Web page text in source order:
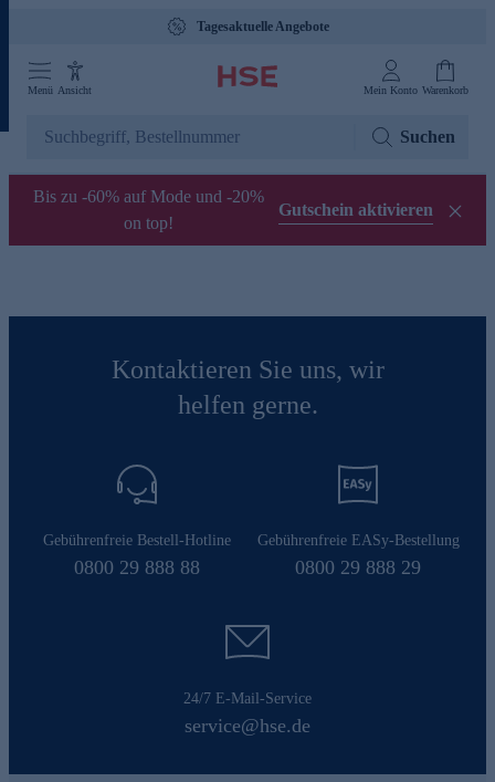
Tagesaktuelle Angebote
Menü Ansicht Mein Konto Warenkorb
Suchen
Bis zu -60% auf Mode und -20%
on top!
Gutschein aktivieren
Kontaktieren Sie uns, wir
helfen gerne.
Gebührenfreie Bestell-Hotline
0800 29 888 88
Gebührenfreie EASy-Bestellung
0800 29 888 29
24/7 E-Mail-Service
service@hse.de